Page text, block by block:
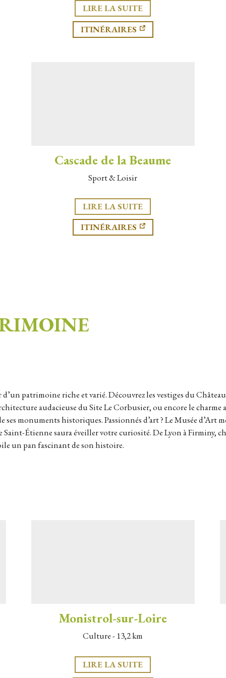
LIRE LA SUITE
ITINÉRAIRES
Cascade de la Beaume
Sport & Loisir
LIRE LA SUITE
ITINÉRAIRES
audacieuse du Site Le Corbusier, ou encore le
ses monuments historiques. Passionnés d’art ? Le Musée d’Art
Étienne saura éveiller votre curiosité. De Lyon à Firminy,
un pan fascinant de son histoire.
Monistrol-sur-Loire
Culture - 13,2 km
LIRE LA SUITE